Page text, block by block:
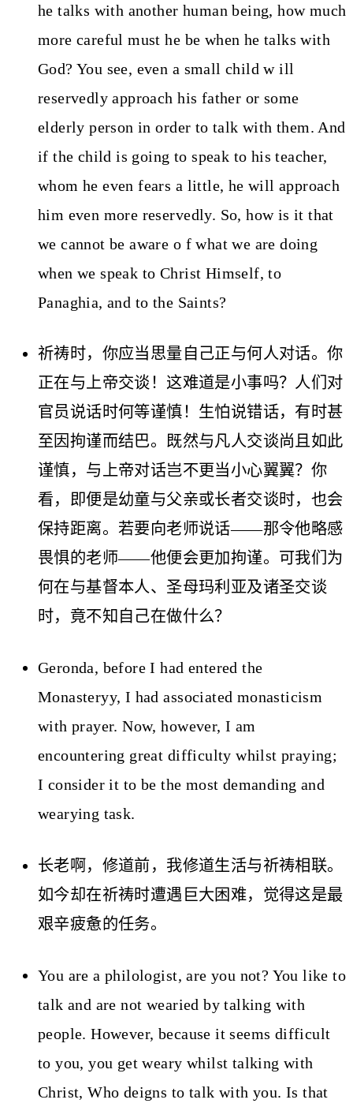
he talks with another human being, how much
more careful must he be when he talks with
God? You see, even a small child w ill
reservedly approach his father or some
elderly person in order to talk with them. And
if the child is going to speak to his teacher,
whom he even fears a little, he will approach
him even more reservedly. So, how is it that
we cannot be aware o f what we are doing
when we speak to Christ Himself, to
Panaghia, and to the Saints?
祈祷时，你应当思量自己正与何人对话。你
正在与上帝交谈！这难道是小事吗？人们对
官员说话时何等谨慎！生怕说错话，有时甚
至因拘谨而结巴。既然与凡人交谈尚且如此
谨慎，与上帝对话岂不更当小心翼翼？你
看，即便是幼童与父亲或长者交谈时，也会
保持距离。若要向老师说话——那令他略感
畏惧的老师——他便会更加拘谨。可我们为
何在与基督本人、圣母玛利亚及诸圣交谈
时，竟不知自己在做什么？
Geronda, before I had entered the
Monasteryy, I had associated monasticism
with prayer. Now, however, I am
encountering great difficulty whilst praying;
I consider it to be the most demanding and
wearying task.
长老啊，修道前，我修道生活与祈祷相联。
如今却在祈祷时遭遇巨大困难，觉得这是最
艰辛疲惫的任务。
You are a philologist, are you not? You like to
talk and are not wearied by talking with
people. However, because it seems difficult
to you, you get weary whilst talking with
Christ, Who deigns to talk with you. Is that